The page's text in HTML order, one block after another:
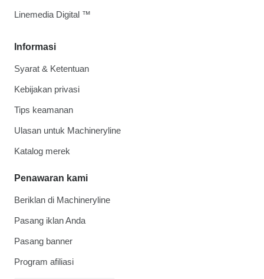
Informasi
Syarat & Ketentuan
Kebijakan privasi
Tips keamanan
Ulasan untuk Machineryline
Katalog merek
Penawaran kami
Beriklan di Machineryline
Pasang iklan Anda
Pasang banner
Program afiliasi
Linemedia Digital ™